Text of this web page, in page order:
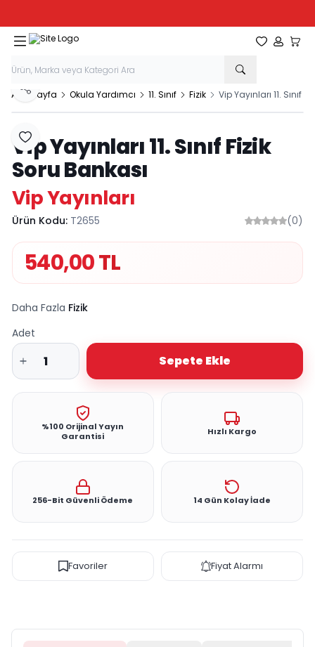
Favorilerim
Hesabım
Ana Sayfa Okula Yardımcı 11. Sınıf Fizik Vip Yayınları 11. Sınıf
Favoriye Ekle
Paylaş
Vip Yayınları 11. Sınıf Fizik
Soru Bankası
Vip Yayınları
Ürün Kodu: T2655 (0)
540,00TL
Daha Fazla Fizik
Adet
Sepete Ekle
%100 Orijinal Yayın
Garantisi
Hızlı Kargo
256-Bit Güvenli Ödeme 14 Gün Kolay İade
Favoriler Fiyat Alarmı